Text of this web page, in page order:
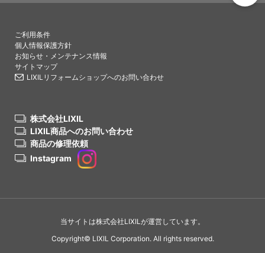
ご利用条件
個人情報保護方針
お知らせ・メンテナンス情報
サイトマップ
LIXILリフォームショップへのお問い合わせ
株式会社LIXIL
LIXIL商品へのお問い合わせ
商品の修理依頼
Instagram
当サイトは株式会社LIXILが運営しています。
Copyright© LIXIL Corporation. All rights reserved.